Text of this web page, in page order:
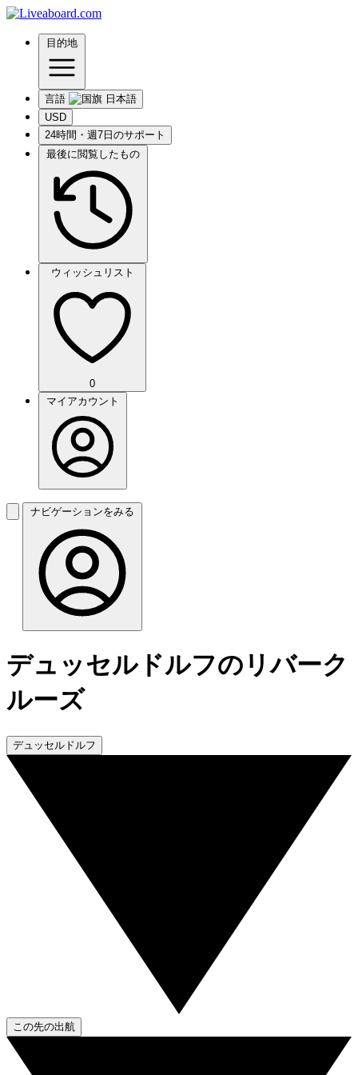
目的地
言語
USD
24時間・週7日のサポート
最後に閲覧したもの
ウィッシュリスト
0
マイアカウント
ナビゲーションをみる
デュッセルドルフのリバーク
ルーズ
デュッセルドルフ
この先の出航